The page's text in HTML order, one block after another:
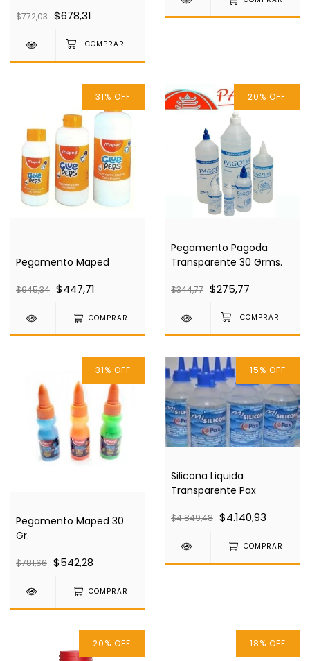
$772,03 $678,31
31% OFF
Pegamento Maped
$645,34 $447,71
COMPRAR
20% OFF
Pegamento Pagoda
Transparente 30 Grms.
$344,77 $275,77
31% OFF
Pegamento Maped 30
Gr.
$781,66 $542,28
COMPRAR
15% OFF
Silicona Liquida
Transparente Pax
$4.849,48 $4.140,93
COMPRAR
20% OFF 18% OFF